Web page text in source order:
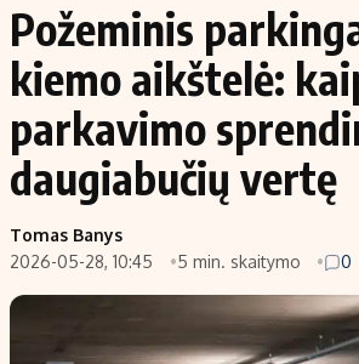
Aplinka
Verslas
Energetika
Ekonomika
Politika
NT ir statybos
Įmonės
Žemės
Požeminis
kiemo aikštelė:
parkavimo
daugiabučių vertę
Tomas Banys
2026-05-28, 10:45
5 min. skaitymo 0